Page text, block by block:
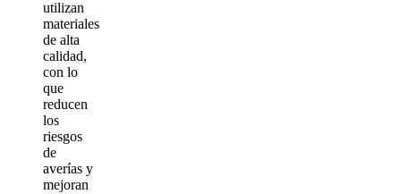
utilizan
materiales
de alta
calidad,
con lo
que
reducen
los
riesgos
de
averías y
mejoran